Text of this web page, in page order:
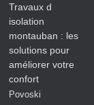
Travaux d
isolation
montauban : les
solutions pour
améliorer votre
confort
Povoski